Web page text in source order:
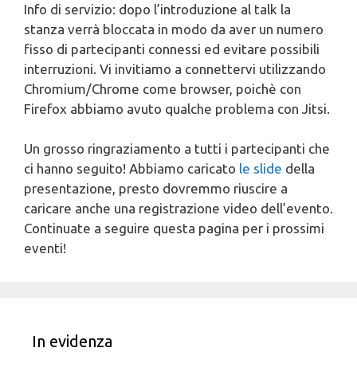
Info di servizio: dopo l’introduzione al talk la
stanza verrà bloccata in modo da aver un numero
fisso di partecipanti connessi ed evitare possibili
interruzioni. Vi invitiamo a connettervi utilizzando
Chromium/Chrome come browser, poichè con
Firefox abbiamo avuto qualche problema con Jitsi.
Un grosso ringraziamento a tutti i partecipanti che
ci hanno seguito! Abbiamo caricato le slide della
presentazione, presto dovremmo riuscire a
caricare anche una registrazione video dell’evento.
Continuate a seguire questa pagina per i prossimi
eventi!
In evidenza